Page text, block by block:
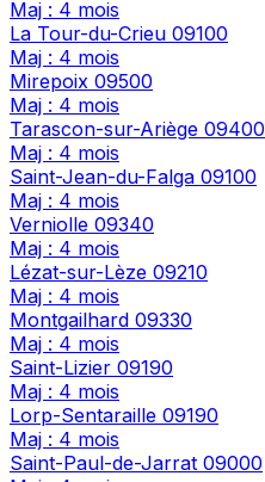
Maj : 4 mois
La Tour-du-Crieu 09100
Maj : 4 mois
Mirepoix 09500
Maj : 4 mois
Tarascon-sur-Ariège 09400
Maj : 4 mois
Saint-Jean-du-Falga 09100
Maj : 4 mois
Verniolle 09340
Maj : 4 mois
Lézat-sur-Lèze 09210
Maj : 4 mois
Montgailhard 09330
Maj : 4 mois
Saint-Lizier 09190
Maj : 4 mois
Lorp-Sentaraille 09190
Maj : 4 mois
Saint-Paul-de-Jarrat 09000